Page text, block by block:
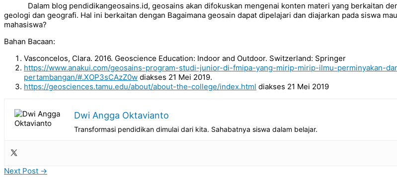
Dalam blog pendidikangeosains.id, geosains akan difokuskan mengenai konten materi yang berkaitan
geologi dan geografi. Hal ini berkaitan dengan Bagaimana geosain dapat dipelajari dan diajarkan pada siswa
mahasiswa?
Bahan Bacaan:
Vasconcelos, Clara. 2016. Geoscience Education: Indoor and Outdoor. Switzerland: Springer
https://www.anakui.com/geosains-program-studi-junior-di-fmipa-yang-mirip-mirip-ilmu-perminyakan-
pertambangan/#.XOP3sCAzZ0w diakses 21 Mei 2019.
https://geosciences.tamu.edu/about/about-the-college/index.html diakses 21 Mei 2019
Dwi Angga Oktavianto
Transformasi pendidikan dimulai dari kita. Sahabatnya siswa dalam belajar.
Next Post →